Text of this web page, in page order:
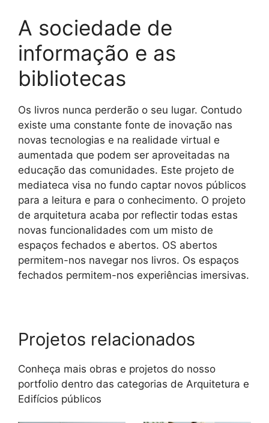
A sociedade de
informação e as
bibliotecas
Os livros nunca perderão o seu lugar. Contudo
existe uma constante fonte de inovação nas
novas tecnologias e na realidade virtual e
aumentada que podem ser aproveitadas na
educação das comunidades. Este projeto de
mediateca visa no fundo captar novos públicos
para a leitura e para o conhecimento. O projeto
de arquitetura acaba por reflectir todas estas
novas funcionalidades com um misto de
espaços fechados e abertos. OS abertos
permitem-nos navegar nos livros. Os espaços
fechados permitem-nos experiências imersivas.
Projetos relacionados
Conheça mais obras e projetos do nosso
portfolio dentro das categorias de Arquitetura e
Edifícios públicos